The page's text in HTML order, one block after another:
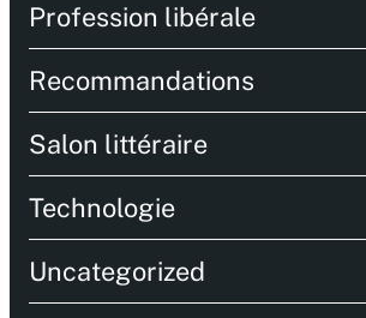
Profession libérale
Recommandations
Salon littéraire
Technologie
Uncategorized